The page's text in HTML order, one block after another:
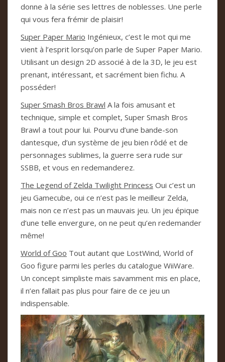
donne à la série ses lettres de noblesses. Une perle
qui vous fera frémir de plaisir!
Super Paper Mario Ingénieux, c’est le mot qui me
vient à l’esprit lorsqu’on parle de Super Paper Mario.
Utilisant un design 2D associé à de la 3D, le jeu est
prenant, intéressant, et sacrément bien fichu. A
posséder!
Super Smash Bros Brawl A la fois amusant et
technique, simple et complet, Super Smash Bros
Brawl a tout pour lui. Pourvu d’une bande-son
dantesque, d’un système de jeu bien rôdé et de
personnages sublimes, la guerre sera rude sur
SSBB, et vous en redemanderez.
The Legend of Zelda Twilight Princess Oui c’est un
jeu Gamecube, oui ce n’est pas le meilleur Zelda,
mais non ce n’est pas un mauvais jeu. Un jeu épique
d’une telle envergure, on ne peut qu’en redemander
même!
World of Goo Tout autant que LostWind, World of
Goo figure parmi les perles du catalogue WiiWare.
Un concept simpliste mais savamment mis en place,
il n’en fallait pas plus pour faire de ce jeu un
indispensable.